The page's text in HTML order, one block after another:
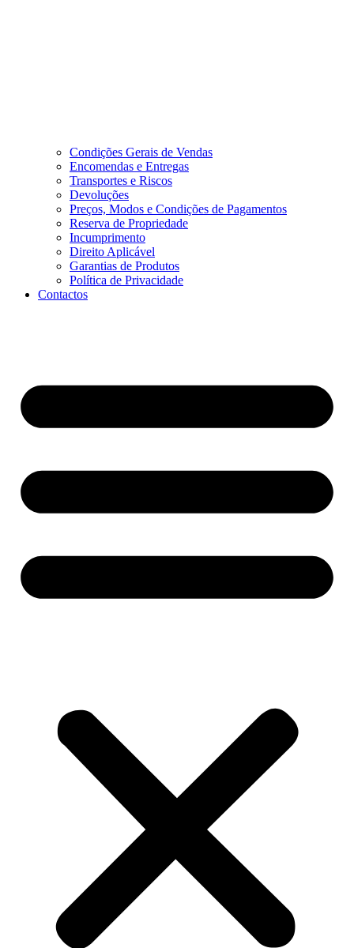
Condições Gerais de Vendas
Encomendas e Entregas
Transportes e Riscos
Devoluções
Preços, Modos e Condições de Pagamentos
Reserva de Propriedade
Incumprimento
Direito Aplicável
Garantias de Produtos
Política de Privacidade
Contactos